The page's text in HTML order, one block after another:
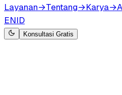
Layanan→Tentang→Karya→
ENID
Konsultasi Gratis